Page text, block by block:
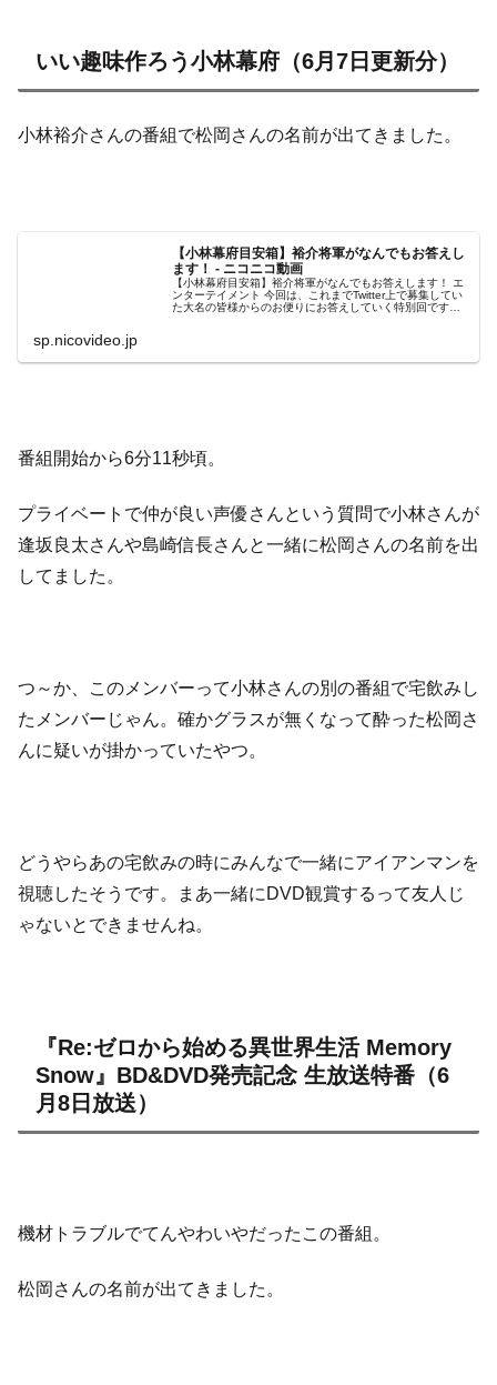
いい趣味作ろう小林幕府（6月7日更新分）
小林裕介さんの番組で松岡さんの名前が出てきました。
【小林幕府目安箱】裕介将軍がなんでもお答えし
ます！ - ニコニコ動画
【小林幕府目安箱】裕介将軍がなんでもお答えします！ エ
ンターテイメント 今回は、これまでTwitter上で募集してい
た大名の皆様からのお便りにお答えしていく特別回です。
sp.nicovideo.jp
番組開始から6分11秒頃。
プライベートで仲が良い声優さんという質問で小林さんが
逢坂良太さんや島崎信長さんと一緒に松岡さんの名前を出
してました。
つ～か、このメンバーって小林さんの別の番組で宅飲みし
たメンバーじゃん。確かグラスが無くなって酔った松岡さ
んに疑いが掛かっていたやつ。
どうやらあの宅飲みの時にみんなで一緒にアイアンマンを
視聴したそうです。まあ一緒にDVD観賞するって友人じ
ゃないとできませんね。
『Re:ゼロから始める異世界生活 Memory
Snow』BD&DVD発売記念 生放送特番（6
月8日放送）
機材トラブルでてんやわいやだったこの番組。
松岡さんの名前が出てきました。